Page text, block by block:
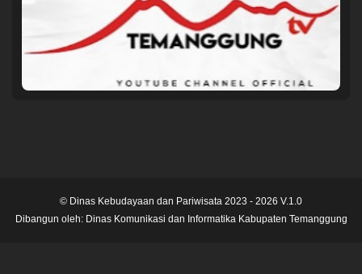
© Dinas Kebudayaan dan Pariwisata 2023 - 2026 V.1.0
Dibangun oleh: Dinas Komunikasi dan Informatika Kabupaten Temanggung